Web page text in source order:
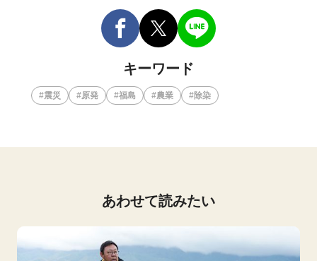
キーワード
震災 原発 福島 農業 除染
あわせて読みたい